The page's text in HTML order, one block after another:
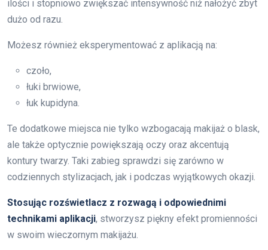
ilości i stopniowo zwiększać intensywność niż nałożyć zbyt
dużo od razu.
Możesz również eksperymentować z aplikacją na:
czoło,
łuki brwiowe,
łuk kupidyna.
Te dodatkowe miejsca nie tylko wzbogacają makijaż o blask,
ale także optycznie powiększają oczy oraz akcentują
kontury twarzy. Taki zabieg sprawdzi się zarówno w
codziennych stylizacjach, jak i podczas wyjątkowych okazji.
Stosując rozświetlacz z rozwagą i odpowiednimi
technikami aplikacji, stworzysz piękny efekt promienności
w swoim wieczornym makijażu.